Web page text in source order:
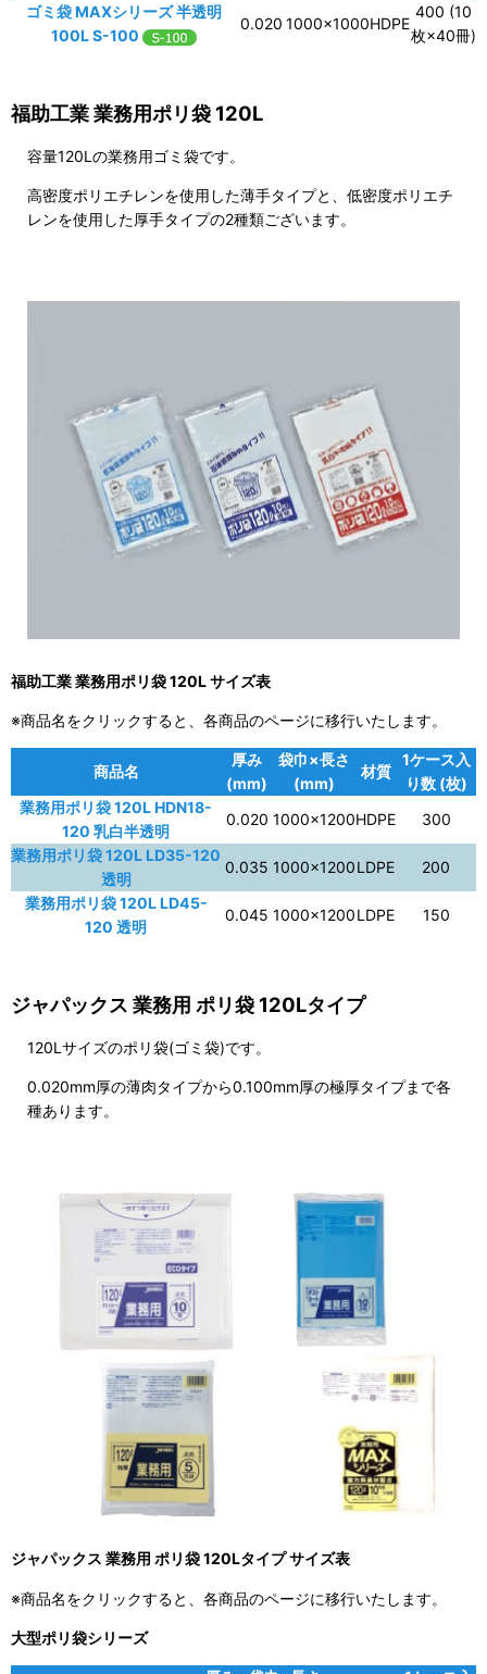
ゴミ袋 MAXシリーズ 半透明
100L S-100
0.020 1000×1000HDPE
400 (10
枚×40冊)
福助工業 業務用ポリ袋 120L
容量120Lの業務用ゴミ袋です。
高密度ポリエチレンを使用した薄手タイプと、低密度ポリエチ
レンを使用した厚手タイプの2種類ございます。
福助工業 業務用ポリ袋 120L サイズ表
※商品名をクリックすると、各商品のページに移行いたします。
商品名
厚み
(mm)
袋巾×長さ
(mm)
材質
1ケース入
り数 (枚)
業務用ポリ袋 120L HDN18-
120 乳白半透明
0.020 1000×1200HDPE
300
業務用ポリ袋 120L LD35-120
透明
0.035 1000×1200LDPE
200
業務用ポリ袋 120L LD45-
120 透明
0.045 1000×1200LDPE 150
ジャパックス 業務用 ポリ袋 120Lタイプ
120Lサイズのポリ袋(ゴミ袋)です。
0.020mm厚の薄肉タイプから0.100mm厚の極厚タイプまで各
種あります。
ジャパックス 業務用 ポリ袋 120Lタイプ サイズ表
※商品名をクリックすると、各商品のページに移行いたします。
大型ポリ袋シリーズ